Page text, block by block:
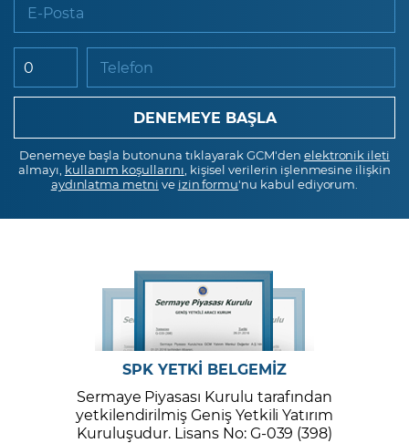
E-Posta
Telefon
Denemeye başla butonuna tıklayarak GCM'den elektronik ileti
almayı, kullanım koşullarını , kişisel verilerin işlenmesine ilişkin
aydınlatma metni ve izin formu'nu kabul ediyorum.
SPK YETKİ BELGEMİZ
Sermaye Piyasası Kurulu tarafından
yetkilendirilmiş Geniş Yetkili Yatırım
Kuruluşudur. Lisans No: G-039 (398)